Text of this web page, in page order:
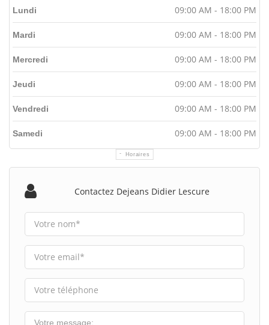
Horaires
Lundi 09:00 AM - 18:00 PM
Mardi 09:00 AM - 18:00 PM
Mercredi 09:00 AM - 18:00 PM
Jeudi 09:00 AM - 18:00 PM
Vendredi 09:00 AM - 18:00 PM
Samedi 09:00 AM - 18:00 PM
Contactez Dejeans Didier Lescure